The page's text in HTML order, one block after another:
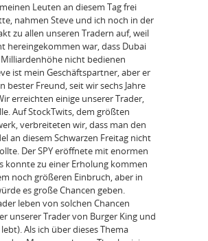
Leuten an diesem Tag frei
nahmen Steve und ich noch in der
zu allen unseren Tradern auf, weil
hereingekommen war, dass Dubai
nicht bedienen
ist mein Geschäftspartner, aber er
bester Freund, seit wir sechs Jahre
erreichten einige unserer Trader,
Auf StockTwits, dem größten
verbreiteten wir, dass man den
an diesem Schwarzen Freitag nicht
Der SPY eröffnete mit enormen
konnte zu einer Erholung kommen
noch größeren Einbruch, aber in
es große Chancen geben.
leben von solchen Chancen
unserer Trader von Burger King und
Als ich über dieses Thema